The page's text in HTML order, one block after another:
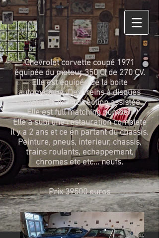
Chevrolet corvette coupé 1971
équipée du moteur 350 CI de 270 CV.
Elle est équipée de la boite
automatique. Des freins à disques
assistés et de la direction assistée.
Elle est full matching number.
Elle a subi une restauration complete
il y a 2 ans et ce en partant du chassis.
Peinture, pneus, interieur, chassis,
trains roulants, echappement,
chromes etc etc... neufs.
.
Prix 39500 euros